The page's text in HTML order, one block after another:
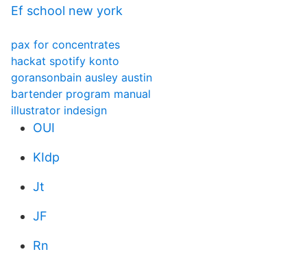
Ef school new york
pax for concentrates
hackat spotify konto
goransonbain ausley austin
bartender program manual
illustrator indesign
OUI
KIdp
Jt
JF
Rn